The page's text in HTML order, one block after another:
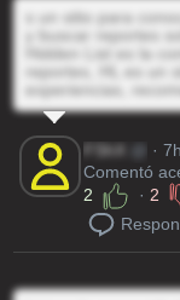
s un sitio para
y buscar reportes
Hidden List es la
reportes, HL es un
experiencias,
· 7h
Comentó
2
· 2